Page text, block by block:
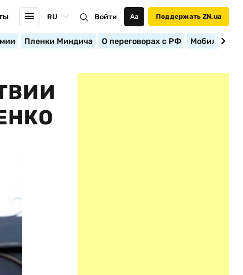
RU Войти Аа Поддержать ZN.ua
Пленки Миндича О переговорах с РФ